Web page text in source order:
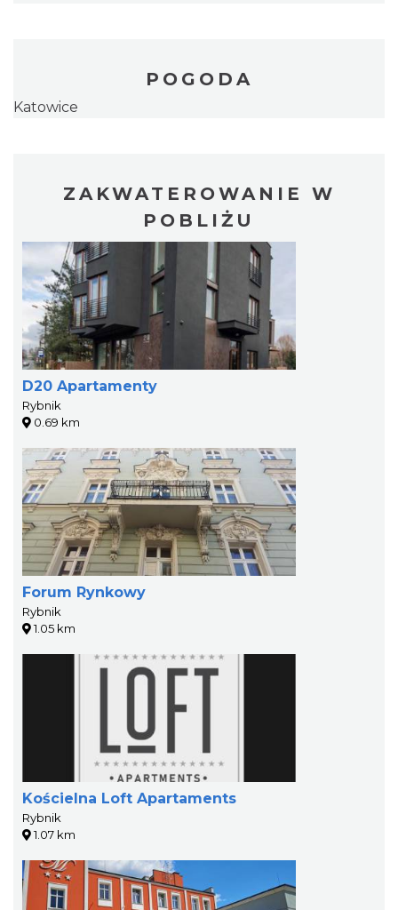
POGODA
Katowice
ZAKWATEROWANIE W
POBLIŻU
D20 Apartamenty
Rybnik
0.69 km
Forum Rynkowy
Rybnik
1.05 km
Kościelna Loft Apartaments
Rybnik
1.07 km